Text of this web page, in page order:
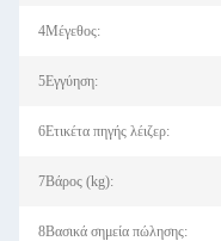
4Μέγεθος:
5Εγγύηση:
6Ετικέτα πηγής λέιζερ:
7Βάρος (kg):
8Βασικά σημεία πώλησης: